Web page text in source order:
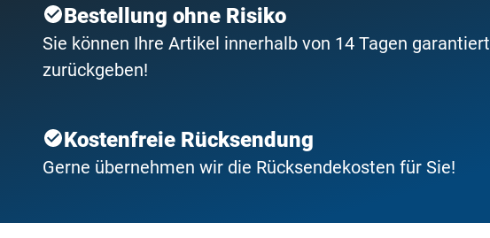
Bestellung ohne Risiko
Sie können Ihre Artikel innerhalb von 14 Tagen garantiert
zurückgeben!
Kostenfreie Rücksendung
Gerne übernehmen wir die Rücksendekosten für Sie!